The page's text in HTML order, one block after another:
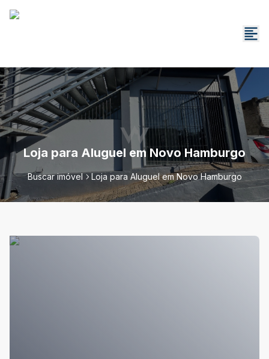
Loja para Aluguel em Novo Hamburgo
Buscar imóvel Loja para Aluguel em Novo Hamburgo